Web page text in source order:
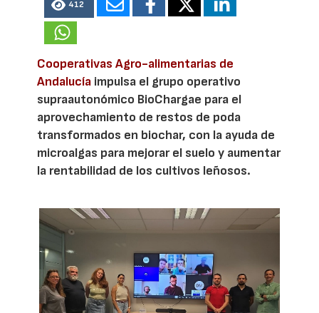
412
Cooperativas Agro-alimentarias de
Andalucía impulsa el grupo operativo
supraautonómico BioChargae para el
aprovechamiento de restos de poda
transformados en biochar, con la ayuda de
microalgas para mejorar el suelo y aumentar
la rentabilidad de los cultivos leñosos.